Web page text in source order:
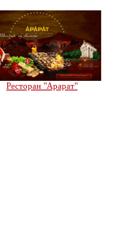
Ресторан "Арарат"